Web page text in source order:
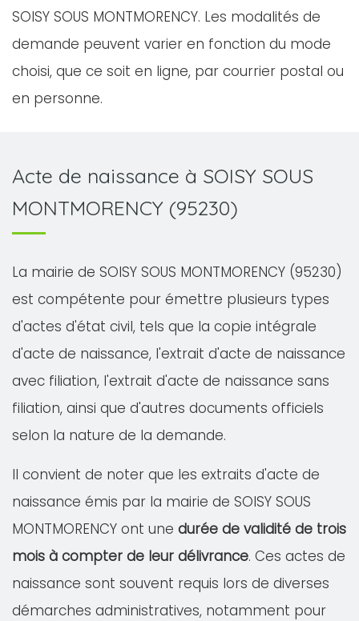
SOISY SOUS MONTMORENCY. Les modalités de
demande peuvent varier en fonction du mode
choisi, que ce soit en ligne, par courrier postal ou
en personne.
Acte de naissance à SOISY SOUS
MONTMORENCY (95230)
La mairie de SOISY SOUS MONTMORENCY (95230)
est compétente pour émettre plusieurs types
d'actes d'état civil, tels que la copie intégrale
d'acte de naissance, l'extrait d'acte de naissance
avec filiation, l'extrait d'acte de naissance sans
filiation, ainsi que d'autres documents officiels
selon la nature de la demande.
Il convient de noter que les extraits d'acte de
naissance émis par la mairie de SOISY SOUS
MONTMORENCY ont une durée de validité de trois
mois à compter de leur délivrance. Ces actes de
naissance sont souvent requis lors de diverses
démarches administratives, notamment pour